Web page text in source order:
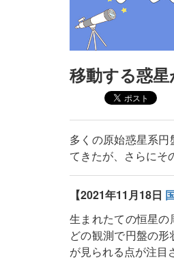
移動する惑
多くの原始惑星系
てきたが、さらにそ
【2021年11月18日
生まれたての恒星
どの観測で円盤の
が見られる点が注目